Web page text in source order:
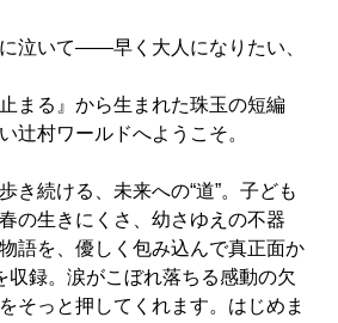
泣いて――早く大人になりたい、
まる』から生まれた珠玉の短編
村ワールドへようこそ。
き続ける、未来への“道”。子ども
の生きにくさ、幼さゆえの不器
語を、優しく包み込んで真正面か
収録。涙がこぼれ落ちる感動の欠
そっと押してくれます。はじめま